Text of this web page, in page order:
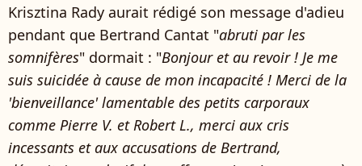
Krisztina Rady aurait rédigé son message d'adieu
pendant que Bertrand Cantat "abruti par les
somnifères" dormait : "Bonjour et au revoir ! Je me
suis suicidée à cause de mon incapacité ! Merci de la
'bienveillance' lamentable des petits carporaux
comme Pierre V. et Robert L., merci aux cris
incessants et aux accusations de Bertrand,